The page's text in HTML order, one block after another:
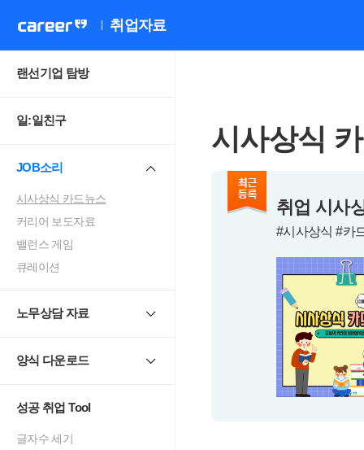
취업자료
랜선기업 탐방
일:일친구
JOB소리
시사상식 카드뉴스
커리어 보도자료
밸런스 게임
큐레이션
노무상담 자료
양식 다운로드
성공 취업 Tool
글자수 세기
시사상식
취업 시사
#시사상식 #카